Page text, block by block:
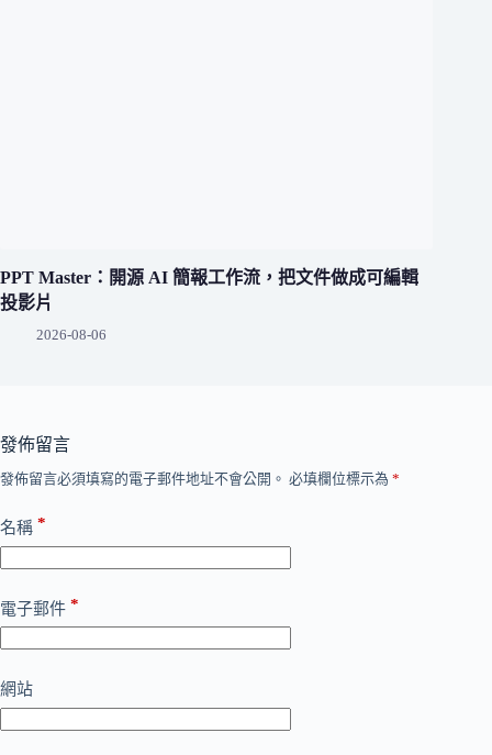
PPT Master：開源 AI 簡報工作流，把文件做成可編輯
投影片
2026-08-06
發佈留言
發佈留言必須填寫的電子郵件地址不會公開。 必填欄位標示為 *
名稱 *
電子郵件 *
網站